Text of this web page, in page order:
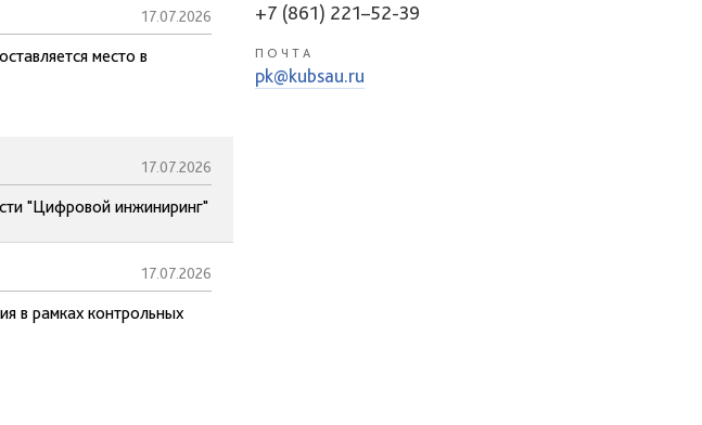
17.07.2026
место в
17.07.2026
"Цифровой инжиниринг"
17.07.2026
в рамках контрольных
+7 (861) 221–52-39
ПОЧТА
pk@kubsau.ru